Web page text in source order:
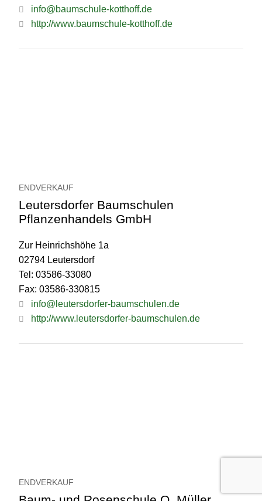
info@baumschule-kotthoff.de
http://www.baumschule-kotthoff.de
ENDVERKAUF
Leutersdorfer Baumschulen
Pflanzenhandels GmbH
Zur Heinrichshöhe 1a
02794 Leutersdorf
Tel: 03586-33080
Fax: 03586-330815
info@leutersdorfer-baumschulen.de
http://www.leutersdorfer-baumschulen.de
ENDVERKAUF